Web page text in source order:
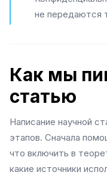
не передаются
Как мы
статью
Написание научной
этапов. Сначала
что включить в
какие источники